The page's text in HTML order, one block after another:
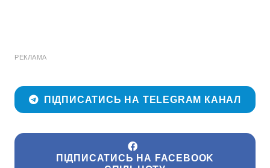
РЕКЛАМА
ПІДПИСАТИСЬ НА TELEGRAM КАНАЛ
ПІДПИСАТИСЬ НА FACEBOOK